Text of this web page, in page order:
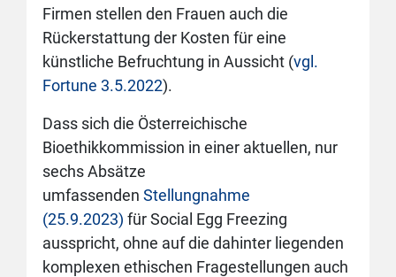
Firmen stellen den Frauen auch die
Rückerstattung der Kosten für eine
künstliche Befruchtung in Aussicht (vgl.
Fortune 3.5.2022).
Dass sich die Österreichische
Bioethikkommission in einer aktuellen, nur
sechs Absätze
umfassenden Stellungnahme
(25.9.2023) für Social Egg Freezing
ausspricht, ohne auf die dahinter liegenden
komplexen ethischen Fragestellungen auch